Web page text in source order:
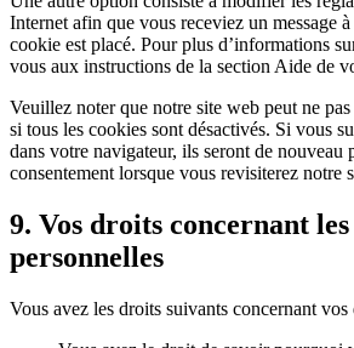
Internet afin que vous receviez un message
cookie est placé. Pour plus d’informations
vous aux instructions de la section Aide de
Veuillez noter que notre site web peut ne
si tous les cookies sont désactivés. Si vous
dans votre navigateur, ils seront de nouveau
consentement lorsque vous revisiterez notre
9. Vos droits concernant les
personnelles
Vous avez les droits suivants concernant vos